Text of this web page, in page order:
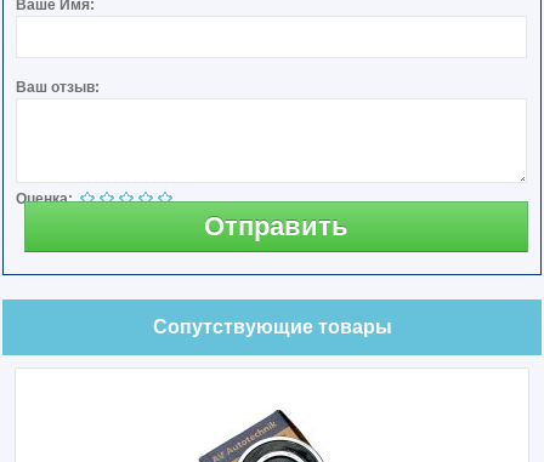
Ваше Имя:
Ваш отзыв:
Оценка:
Отправить
Сопутствующие товары